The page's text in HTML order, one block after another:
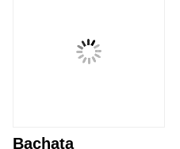
Bachata